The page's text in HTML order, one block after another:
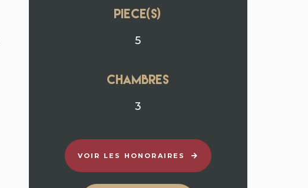
Piece(s)
5
chambres
3
VOIR LES HONORAIRES